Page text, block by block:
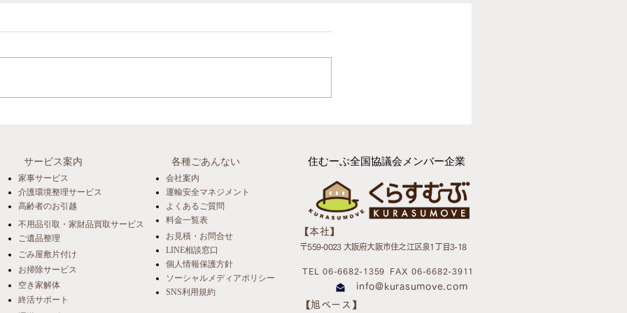
宅で暮らすための住環境づく
り～
パーのいる引越屋さん」が、
高齢者のお引越しと住環境づ
くりで選ばれる理由
サービス案内 住むーぶ全国協議会メンバー企業
〒559-0023 大阪府大阪市住之江区泉1丁目3-18
TEL 06-6682-1359 FAX 06-6682-3911
info@kurasumove.com
各種ごあんない
会社案内
運輸安全マネジメント
よくあるご質問
料金一覧表
お見積・お問合せ
LINE相談窓口
個人情報保護方針
ソーシャルメディアポリシー
SNS利用規約
家事サービス
介護環境整理サービス
高齢者のお引越
不用品引取・家財品買取サービス
ご遺品整理
ごみ屋敷片付け
お掃除サービス
空き家解体
終活サポート
​【本社】
​【旭ベース】